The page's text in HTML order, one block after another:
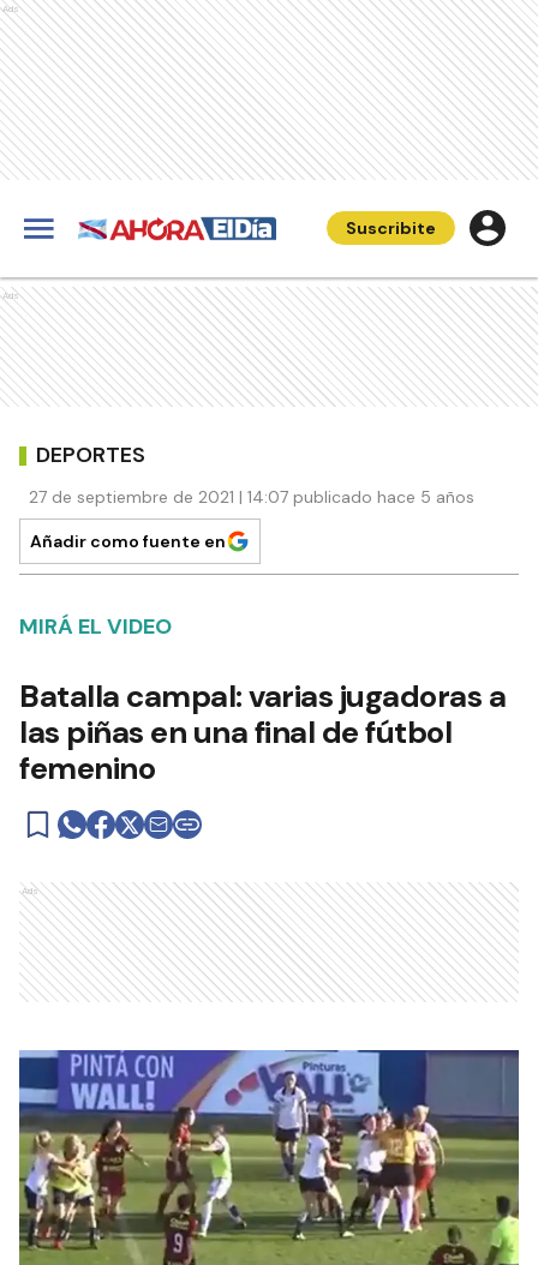
Ads
Suscribite
Ads
DEPORTES
27 de septiembre de 2021 | 14:07 publicado hace 5 años
Añadir como fuente en
MIRÁ EL VIDEO
Batalla campal: varias jugadoras a
las piñas en una final de fútbol
femenino
Ads